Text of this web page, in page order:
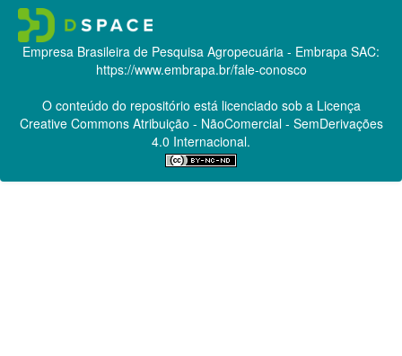
Empresa Brasileira de Pesquisa Agropecuária - Embrapa SAC:
https://www.embrapa.br/fale-conosco
O conteúdo do repositório está licenciado sob a Licença
Creative CommonsAtribuição - NãoComercial - SemDerivações
4.0 Internacional.